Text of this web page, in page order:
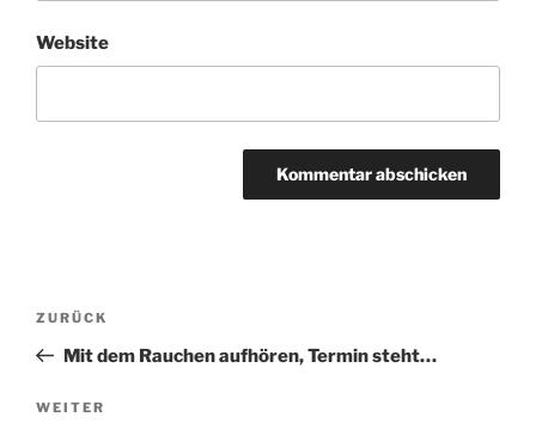
Website
Beitragsnavigation
Vorheriger
Beitrag
ZURÜCK
Mit dem Rauchen aufhören, Termin steht…
Nächster
WEITER